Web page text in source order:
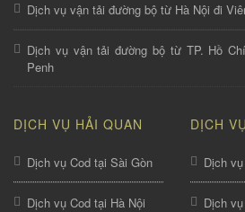
Dịch vụ vận tải đường bộ từ Hà Nội đi
Dịch vụ vận tải đường bộ từ TP. Hồ
Penh
DỊCH VỤ HẢI QUAN
Dịch vụ Cod tại Sài Gòn
Dịch vụ Cod tại Hà Nội
DỊCH
Dịch
Dịch